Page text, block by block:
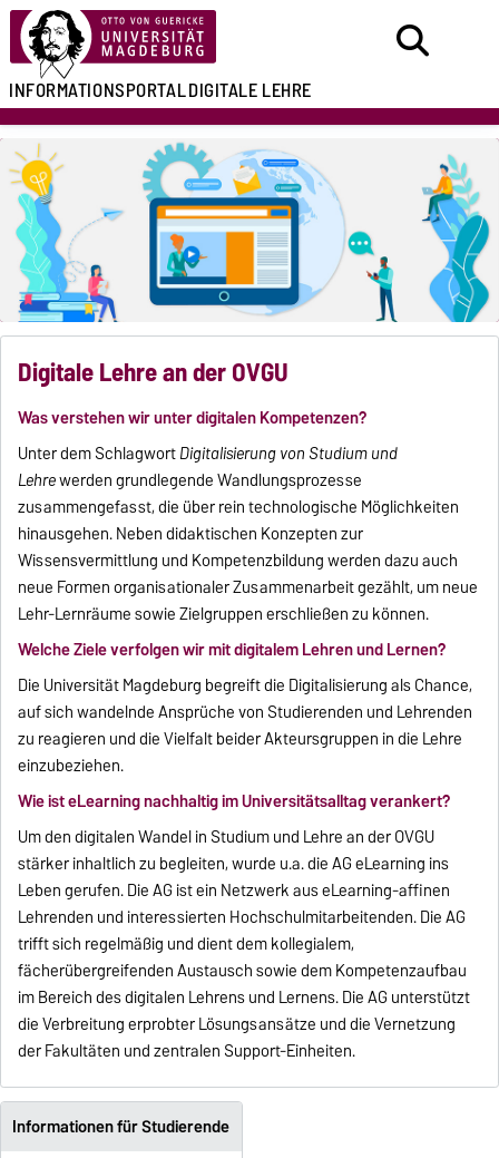
INFORMATIONSPORTALDIGITALE LEHRE
Digitale Lehre an der OVGU
Was verstehen wir unter digitalen Kompetenzen?
Unter dem SchlagwortDigitalisierung von Studium und
Lehrewerden grundlegende Wandlungsprozesse
zusammengefasst, die über rein technologische Möglichkeiten
hinausgehen. Neben didaktischen Konzepten zur
Wissensvermittlung und Kompetenzbildung werden dazu auch
neue Formen organisationaler Zusammenarbeit gezählt, um neue
Lehr-Lernräume sowie Zielgruppen erschließen zu können.
Welche Ziele verfolgen wir mit digitalem Lehren und Lernen?
Die Universität Magdeburg begreift die Digitalisierung als Chance,
auf sich wandelnde Ansprüche von Studierenden und Lehrenden
zu reagieren und die Vielfalt beider Akteursgruppen in die Lehre
einzubeziehen.
Wie ist eLearning nachhaltig im Universitätsalltag verankert?
Um den digitalen Wandel in Studium und Lehre an der OVGU
stärker inhaltlich zu begleiten, wurde u.a. die AG eLearning ins
Leben gerufen. Die AG ist ein Netzwerk aus eLearning-affinen
Lehrenden und interessierten Hochschulmitarbeitenden. Die AG
trifft sich regelmäßig und dient dem kollegialem,
fächerübergreifenden Austausch sowie dem Kompetenzaufbau
im Bereich des digitalen Lehrens und Lernens. Die AG unterstützt
die Verbreitung erprobter Lösungsansätze und die Vernetzung
der Fakultäten und zentralen Support-Einheiten.
Informationen für Studierende